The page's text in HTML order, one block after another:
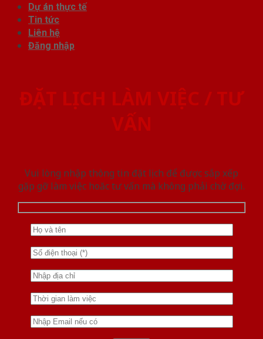
Dự án thực tế
Tin tức
Liên hệ
Đăng nhập
ĐẶT LỊCH LÀM VIỆC / TƯ
VẤN
Vui lòng nhập thông tin đặt lịch để được sắp xếp
gặp gỡ làm việc hoăc tư vấn mà không phải chờ đợi.